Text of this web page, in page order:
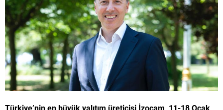
Türkiye’nin en büyük yalıtım üreticisi İzocam, 11-18 Ocak